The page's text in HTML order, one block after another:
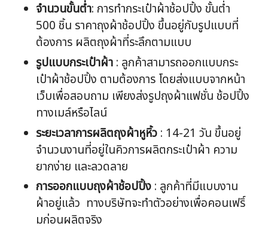
จำนวนขั้นต่ำ: การทำกระเป๋าผ้าช้อปปิ้ง ขั้นต่ำ
500 ชิ้น ราคาถุงผ้าช้อปปิ้ง ขึ้นอยู่กับรูปแบบที่
ต้องการ ผลิตถุงผ้าที่ระลึกตามแบบ
รูปแบบกระเป๋าผ้า : ลูกค้าสามารถออกแบบกระ
เป๋าผ้าช้อปปิ้ง ตามต้องการ โดยส่งแบบจากหน้า
เว็บเพื่อสอบถาม เพียงส่งรูปถุงผ้าแฟชั่น ช้อปปิ้ง
ทางเมล์หรือไลน์
ระยะเวลาการผลิตถุงผ้าหูหิ้ว : 14-21 วัน ขึ้นอยู่
จำนวนงานที่อยู่ในคิวการผลิตกระเป๋าผ้า ความ
ยากง่าย และลวดลาย
การออกแบบถุงผ้าช้อปปิ้ง : ลูกค้าที่มีแบบงาน
ผ้าอยู่แล้ว ทางบริษัทจะทำตัวอย่างเพื่อคอนเฟริ์
มก่อนผลิตจริง